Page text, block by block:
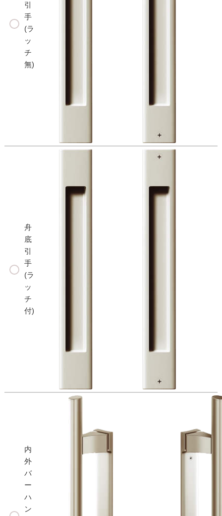
引
手
(ラ
ッ
チ
無)
舟
底
引
手
(ラ
ッ
チ
付)
内
外
バ
ー
ハ
ン